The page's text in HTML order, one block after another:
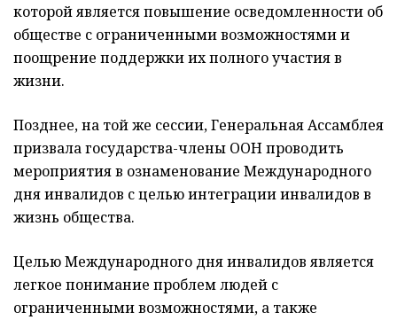
которой является повышение осведомленности об
обществе с ограниченными возможностями и
поощрение поддержки их полного участия в
жизни.
Позднее, на той же сессии, Генеральная Ассамблея
призвала государства-члены ООН проводить
мероприятия в ознаменование Международного
дня инвалидов с целью интеграции инвалидов в
жизнь общества.
Целью Международного дня инвалидов является
легкое понимание проблем людей с
ограниченными возможностями, а также